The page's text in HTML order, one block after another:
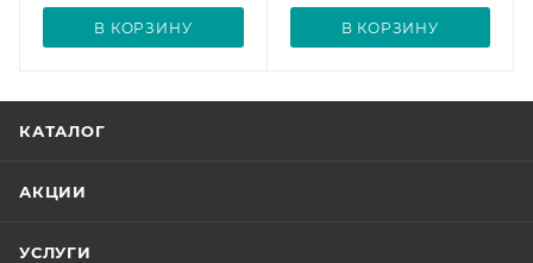
В КОРЗИНУ В КОРЗИНУ
КАТАЛОГ
АКЦИИ
УСЛУГИ